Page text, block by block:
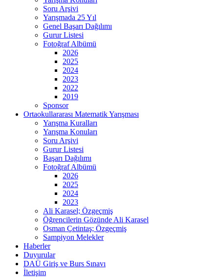
Soru Arşivi
Yarışmada 25 Yıl
Genel Başarı Dağılımı
Gurur Listesi
Fotoğraf Albümü
2026
2025
2024
2023
2022
2019
Sponsor
Ortaokullararası Matematik Yarışması
Yarışma Kuralları
Yarışma Konuları
Soru Arşivi
Gurur Listesi
Başarı Dağılımı
Fotoğraf Albümü
2026
2025
2024
2023
Ali Karasel; Özgeçmiş
Öğrencilerin Gözünde Ali Karasel
Osman Çetintaş; Özgeçmiş
Sampiyon Melekler
Haberler
Duyurular
DAÜ Giriş ve Burs Sınavı
İletişim